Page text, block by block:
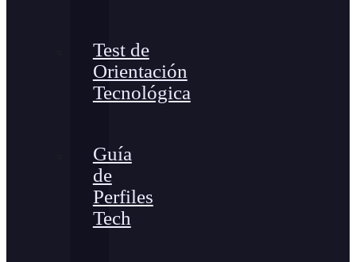
Test de
Orientación
Tecnológica
Guía
de
Perfiles
Tech